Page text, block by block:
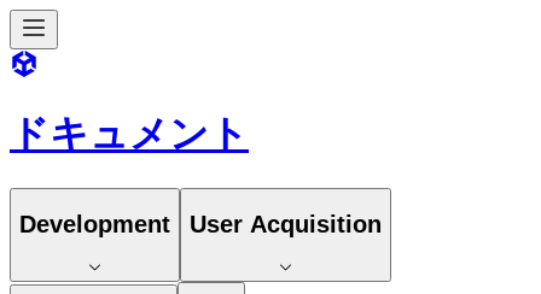
ドキュメント
Development User Acquisition